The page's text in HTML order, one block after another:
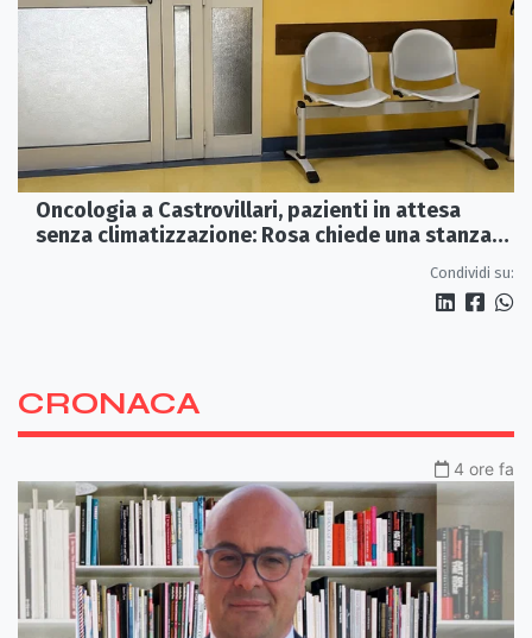
Oncologia a Castrovillari, pazienti in attesa
senza climatizzazione: Rosa chiede una stanza
Condividi su:
CRONACA
4 ore fa